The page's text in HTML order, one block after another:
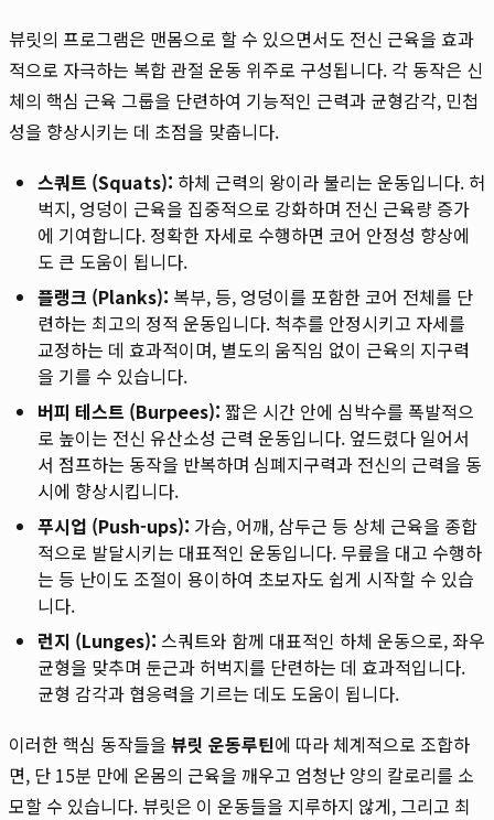
뷰릿의 프로그램은 맨몸으로 할 수 있으면서도 전신 근육을 효과
적으로 자극하는 복합 관절 운동 위주로 구성됩니다. 각 동작은 신
체의 핵심 근육 그룹을 단련하여 기능적인 근력과 균형감각, 민첩
성을 향상시키는 데 초점을 맞춥니다.
스쿼트 (Squats): 하체 근력의 왕이라 불리는 운동입니다. 허
벅지, 엉덩이 근육을 집중적으로 강화하며 전신 근육량 증가
에 기여합니다. 정확한 자세로 수행하면 코어 안정성 향상에
도 큰 도움이 됩니다.
플랭크 (Planks): 복부, 등, 엉덩이를 포함한 코어 전체를 단
련하는 최고의 정적 운동입니다. 척추를 안정시키고 자세를
교정하는 데 효과적이며, 별도의 움직임 없이 근육의 지구력
을 기를 수 있습니다.
버피 테스트 (Burpees): 짧은 시간 안에 심박수를 폭발적으
로 높이는 전신 유산소성 근력 운동입니다. 엎드렸다 일어서
서 점프하는 동작을 반복하며 심폐지구력과 전신의 근력을 동
시에 향상시킵니다.
푸시업 (Push-ups): 가슴, 어깨, 삼두근 등 상체 근육을 종합
적으로 발달시키는 대표적인 운동입니다. 무릎을 대고 수행하
는 등 난이도 조절이 용이하여 초보자도 쉽게 시작할 수 있습
니다.
런지 (Lunges): 스쿼트와 함께 대표적인 하체 운동으로, 좌우
균형을 맞추며 둔근과 허벅지를 단련하는 데 효과적입니다.
균형 감각과 협응력을 기르는 데도 도움이 됩니다.
이러한 핵심 동작들을 뷰릿 운동루틴에 따라 체계적으로 조합하
면, 단 15분 만에 온몸의 근육을 깨우고 엄청난 양의 칼로리를 소
모할 수 있습니다. 뷰릿은 이 운동들을 지루하지 않게, 그리고 최